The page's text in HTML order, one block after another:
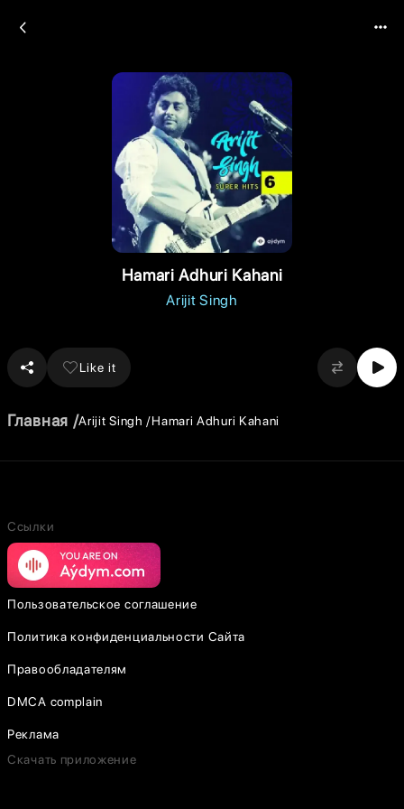
Hamari Adhuri Kahani
Arijit Singh
Like it
Главная Arijit Singh Hamari Adhuri Kahani
Ссылки
Пользовательское соглашение
Политика конфиденциальности Сайта
Правообладателям
DMCA complain
Реклама
Скачать приложение